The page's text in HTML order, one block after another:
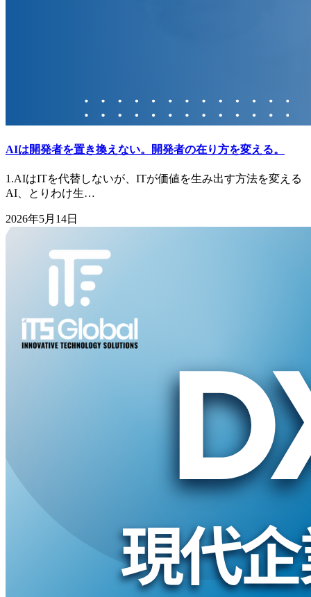
AIは開発者を置き換えない。開発者の在り方を変える。
1.AIはITを代替しないが、ITが価値を生み出す方法を変える
AI、とりわけ生…
2026年5月14日